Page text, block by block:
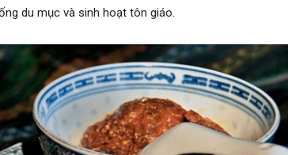
du mục và sinh hoạt tôn giáo.